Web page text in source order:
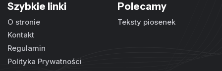
Szybkie linki
O stronie
Kontakt
Regulamin
Polityka Prywatności
Polecamy
Teksty piosenek